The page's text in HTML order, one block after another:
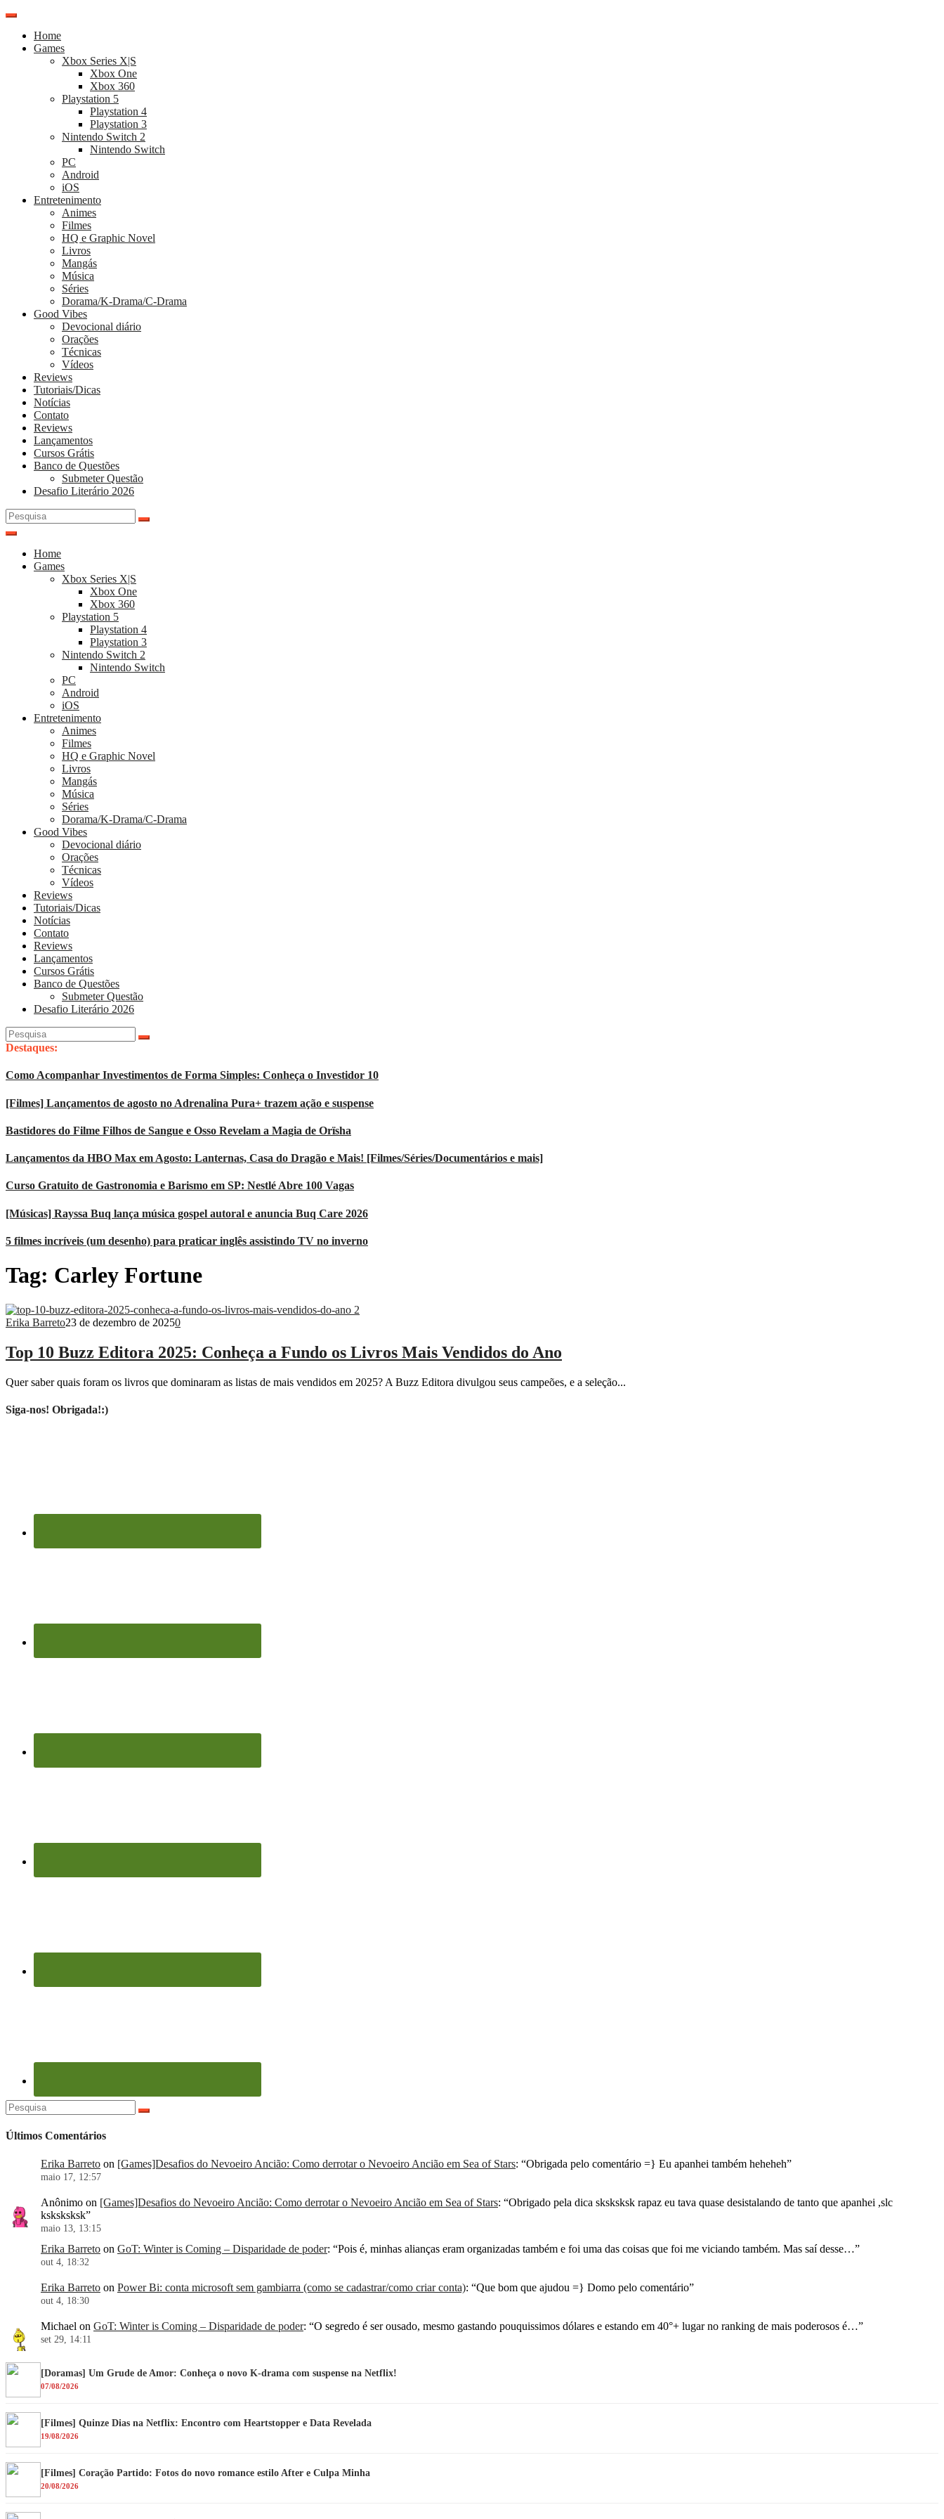
Pular
conteúdo
Home
Games
Xbox Series X|S
Xbox One
Xbox 360
Playstation 5
Playstation 4
Playstation 3
Nintendo Switch 2
Nintendo Switch
PC
Android
iOS
Entretenimento
Animes
Filmes
HQ e Graphic Novel
Livros
Mangás
Música
Séries
Dorama/K-Drama/C-Drama
Good Vibes
Devocional diário
Orações
Técnicas
Vídeos
Reviews
Tutoriais/Dicas
Notícias
Contato
Reviews
Lançamentos
Cursos Grátis
Banco de Questões
Submeter Questão
Desafio Literário 2026
Pesquisar
por:
Home
Games
Xbox Series X|S
Xbox One
Xbox 360
Playstation 5
Playstation 4
Playstation 3
Nintendo Switch 2
Nintendo Switch
PC
Android
iOS
Entretenimento
Animes
Filmes
HQ e Graphic Novel
Livros
Mangás
Música
Séries
Dorama/K-Drama/C-Drama
Good Vibes
Devocional diário
Orações
Técnicas
Vídeos
Reviews
Tutoriais/Dicas
Notícias
Contato
Reviews
Lançamentos
Cursos Grátis
Banco de Questões
Submeter Questão
Desafio Literário 2026
Pesquisar
por:
Destaques:
Como Acompanhar Investimentos de Forma Simples: Conheça o Investidor 10
[Filmes] Lançamentos de agosto no Adrenalina Pura+ trazem ação e suspense
Bastidores do Filme Filhos de Sangue e Osso Revelam a Magia de Orïsha
Lançamentos da HBO Max em Agosto: Lanternas, Casa do Dragão e Mais! [Filmes/Séries/Documentários e mais]
Curso Gratuito de Gastronomia e Barismo em SP: Nestlé Abre 100 Vagas
[Músicas] Rayssa Buq lança música gospel autoral e anuncia Buq Care 2026
5 filmes incríveis (um desenho) para praticar inglês assistindo TV no inverno
Tag: Carley Fortune
Erika Barreto23 de dezembro de 20250
Top 10 Buzz Editora 2025: Conheça a Fundo os Livros Mais Vendidos do Ano
Quer saber quais foram os livros que dominaram as listas de mais vendidos em 2025? A Buzz Editora divulgou seus campeões, e a seleção...
Siga-nos! Obrigada!:)
Pesquisar
por:
Últimos Comentários
Erika Barreto on [Games]Desafios do Nevoeiro Ancião: Como derrotar o Nevoeiro Ancião em Sea of Stars: “Obrigada pelo comentário =} Eu apanhei também heheheh”
maio 17, 12:57
Anônimo on [Games]Desafios do Nevoeiro Ancião: Como derrotar o Nevoeiro Ancião em Sea of Stars: “Obrigado pela dica sksksksk rapaz eu tava quase desistalando de tanto que apanhei ,slc
ksksksksk”
maio 13, 13:15
Erika Barreto on GoT: Winter is Coming – Disparidade de poder: “Pois é, minhas alianças eram organizadas também e foi uma das coisas que foi me viciando também. Mas saí desse…”
out 4, 18:32
Erika Barreto on Power Bi: conta microsoft sem gambiarra (como se cadastrar/como criar conta): “Que bom que ajudou =} Domo pelo comentário”
out 4, 18:30
Michael on GoT: Winter is Coming – Disparidade de poder: “O segredo é ser ousado, mesmo gastando pouquissimos dólares e estando em 40°+ lugar no ranking de mais poderosos é…”
set 29, 14:11
[Doramas] Um Grude de Amor: Conheça o novo K-drama com suspense na Netflix!
07/08/2026
[Filmes] Quinze Dias na Netflix: Encontro com Heartstopper e Data Revelada
19/08/2026
[Filmes] Coração Partido: Fotos do novo romance estilo After e Culpa Minha
20/08/2026